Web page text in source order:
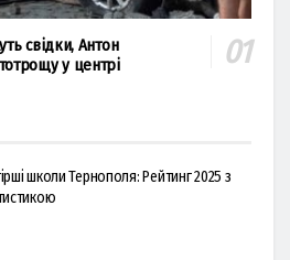
свідки, Антон
у центрі
школи Тернополя: Рейтинг 2025 з